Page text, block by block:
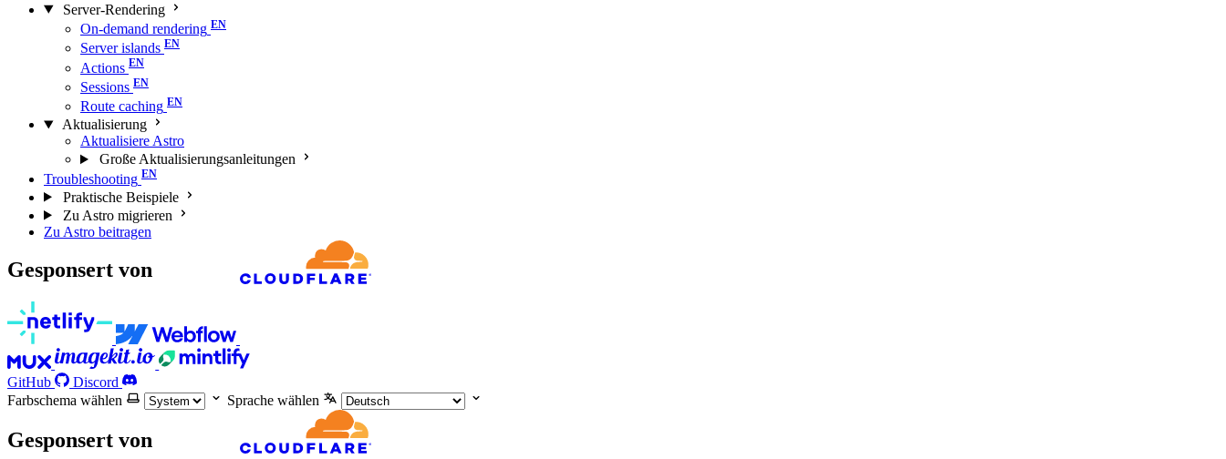
Server-Rendering
On-demand rendering
Server islands
Actions
Sessions
Route caching
Aktualisierung
Aktualisiere Astro
Große Aktualisierungs­anleitungen
Troubleshooting
Praktische Beispiele
Zu Astro migrieren
Zu Astro beitragen
Gesponsert von
GitHub
Discord
Farbschema wählen
Sprache wählen
Gesponsert von